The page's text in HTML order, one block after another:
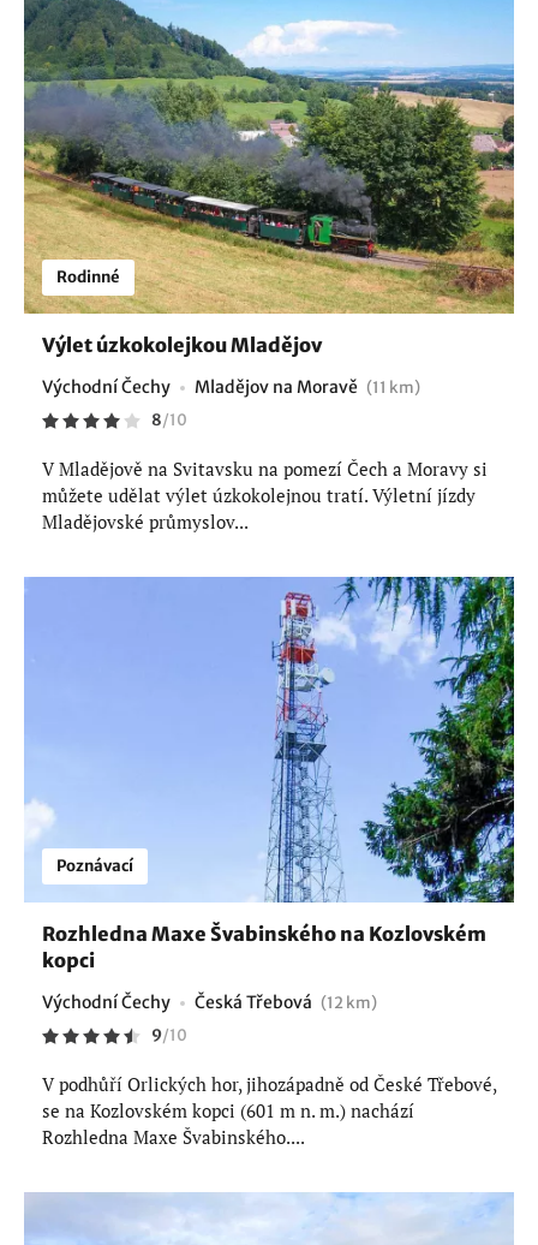
Rodinné
Výlet úzkokolejkou Mladějov
Východní Čechy Mladějov na Moravě (11 km)
8/10
V Mladějově na Svitavsku na pomezí Čech a Moravy si
můžete udělat výlet úzkokolejnou tratí. Výletní jízdy
Mladějovské průmyslov...
Poznávací
Rozhledna Maxe Švabinského na Kozlovském
kopci
Východní Čechy Česká Třebová (12 km)
9/10
V podhůří Orlických hor, jihozápadně od České Třebové,
se na Kozlovském kopci (601 m n. m.) nachází
Rozhledna Maxe Švabinského....